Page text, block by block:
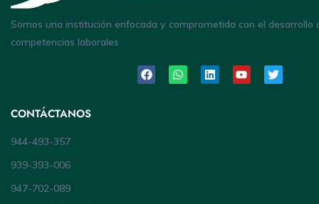
Somos una institución enfocada y comprometida con el desarrollo
competencias laborales
CONTÁCTANOS
944-493-357
939-393-006
947-702-089